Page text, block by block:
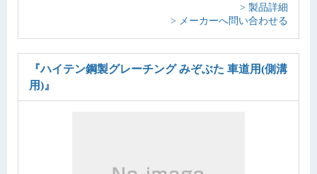
> 製品詳細
> メーカーへ問い合わせる
『ハイテン鋼製グレーチング みぞぶた 車道用(側溝
用)』